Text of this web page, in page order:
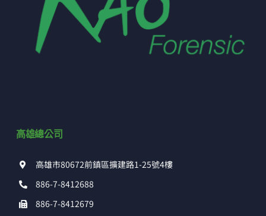
高雄總公司
高雄市80672前鎮區擴建路1-25號4樓
886-7-8412688
886-7-8412679